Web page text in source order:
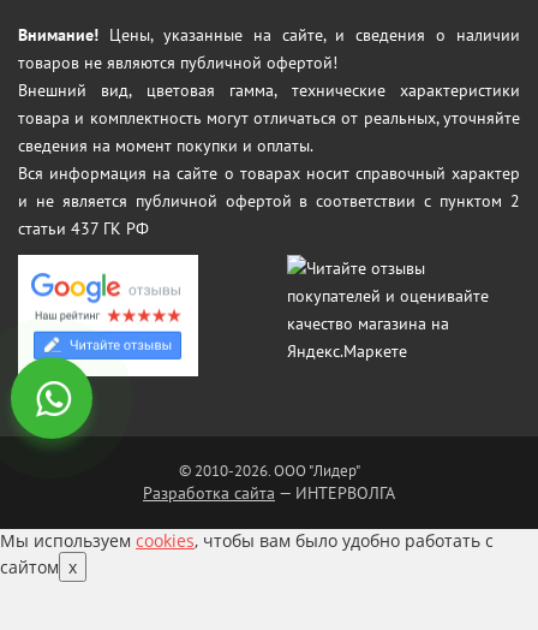
Внимание! Цены, указанные на сайте, и сведения о наличии
товаров не являются публичной офертой!
Внешний вид, цветовая гамма, технические характеристики
товара и комплектность могут отличаться от реальных, уточняйте
сведения на момент покупки и оплаты.
Вся информация на сайте о товарах носит справочный характер
и не является публичной офертой в соответствии с пунктом 2
статьи 437 ГК РФ
© 2010-2026. ООО "Лидер"
Разработка сайта — ИНТЕРВОЛГА
Мы используем cookies, чтобы вам было удобно работать с
сайтом x